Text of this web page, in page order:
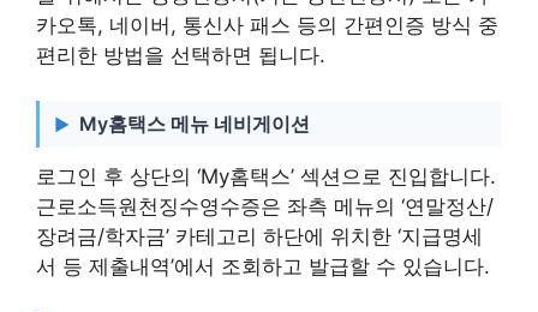
카오톡, 네이버, 통신사 패스 등의 간편인증 방식 중
편리한 방법을 선택하면 됩니다.
My홈택스 메뉴 네비게이션
로그인 후 상단의 ‘My홈택스’ 섹션으로 진입합니다.
근로소득원천징수영수증은 좌측 메뉴의 ‘연말정산/
장려금/학자금’ 카테고리 하단에 위치한 ‘지급명세
서 등 제출내역’에서 조회하고 발급할 수 있습니다.